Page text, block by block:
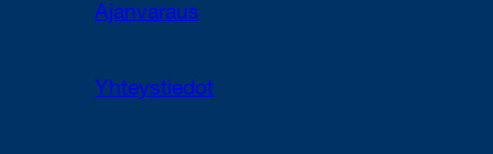
Ajanvaraus
Yhteystiedot